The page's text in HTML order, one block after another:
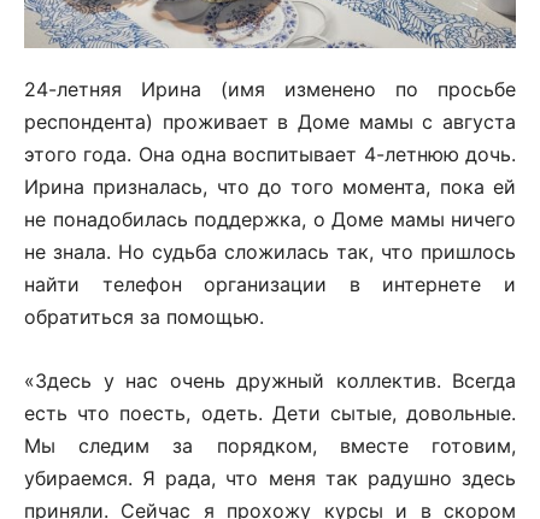
24-летняя Ирина (имя изменено по просьбе
респондента) проживает в Доме мамы с августа
этого года. Она одна воспитывает 4-летнюю дочь.
Ирина призналась, что до того момента, пока ей
не понадобилась поддержка, о Доме мамы ничего
не знала. Но судьба сложилась так, что пришлось
найти телефон организации в интернете и
обратиться за помощью.
«Здесь у нас очень дружный коллектив. Всегда
есть что поесть, одеть. Дети сытые, довольные.
Мы следим за порядком, вместе готовим,
убираемся. Я рада, что меня так радушно здесь
приняли. Сейчас я прохожу курсы и в скором